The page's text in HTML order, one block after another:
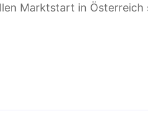
Marktstart in Österreich